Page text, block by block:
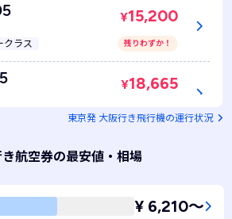
クラス
¥15,200
残りわずか！
¥18,665
空席あり
東京発 大阪行き飛行機の運行状況
航空券の最安値・相場
¥ 6,210〜